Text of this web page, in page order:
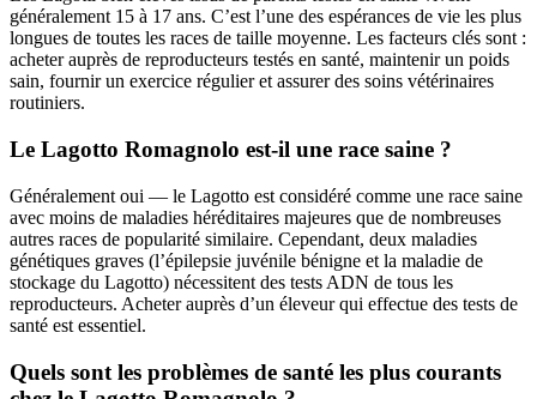
généralement 15 à 17 ans. C’est l’une des espérances de vie les plus
longues de toutes les races de taille moyenne. Les facteurs clés sont :
acheter auprès de reproducteurs testés en santé, maintenir un poids
sain, fournir un exercice régulier et assurer des soins vétérinaires
routiniers.
Le Lagotto Romagnolo est-il une race saine ?
Généralement oui — le Lagotto est considéré comme une race saine
avec moins de maladies héréditaires majeures que de nombreuses
autres races de popularité similaire. Cependant, deux maladies
génétiques graves (l’épilepsie juvénile bénigne et la maladie de
stockage du Lagotto) nécessitent des tests ADN de tous les
reproducteurs. Acheter auprès d’un éleveur qui effectue des tests de
santé est essentiel.
Quels sont les problèmes de santé les plus courants